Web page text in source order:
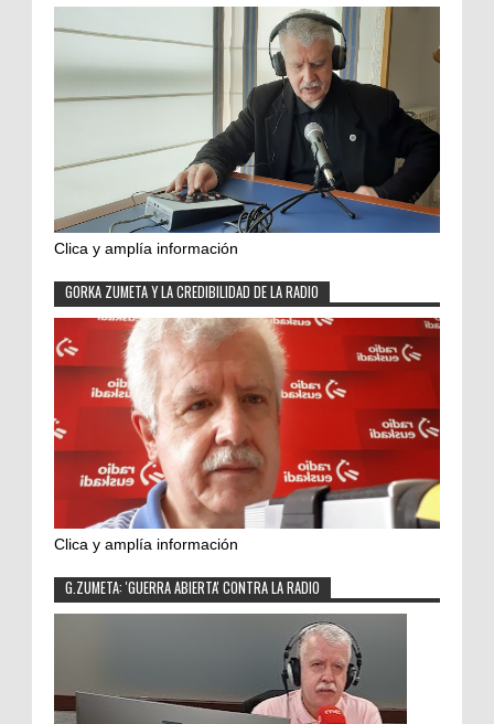
Clica y amplía información
GORKA ZUMETA Y LA CREDIBILIDAD DE LA RADIO
Clica y amplía información
G.ZUMETA: 'GUERRA ABIERTA' CONTRA LA RADIO